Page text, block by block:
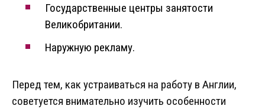
Государственные центры занятости
Великобритании.
Наружную рекламу.
Перед тем, как устраиваться на работу в Англии,
советуется внимательно изучить особенности